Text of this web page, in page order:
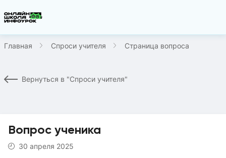
Главная Спроси учителя Страница вопроса
Вернуться в "Спроси учителя"
Вопрос ученика
30 апреля 2025